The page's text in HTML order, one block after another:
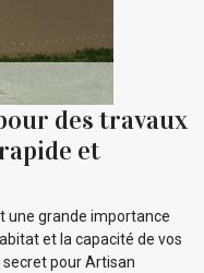
des travaux
et
une grande importance
et la capacité de vos
pour Artisan